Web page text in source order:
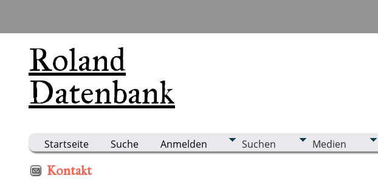
Roland
Datenbank
Startseite Suche Anmelden Suchen Medien
Kontakt